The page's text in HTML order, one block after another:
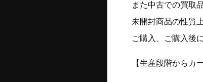
また中古での買取
未開封商品の性質
ご購入、ご購入後
【生産段階からカ